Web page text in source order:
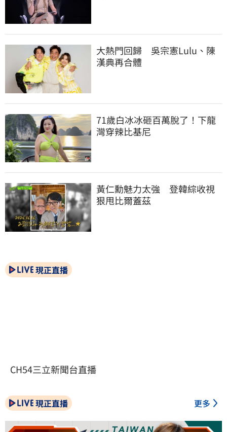
大熱門回歸　吳宗憲Lulu、陳
漢典再合體
71歲白冰冰砸百萬脫了！下龍
灣穿辣比基尼
黃仁勳魅力太強　登韓綜收視
狠甩比爾蓋茲
現正直播
CH54三立新聞台直播
現正直播 更多